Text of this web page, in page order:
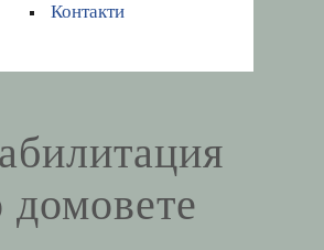
Контакти
домовете